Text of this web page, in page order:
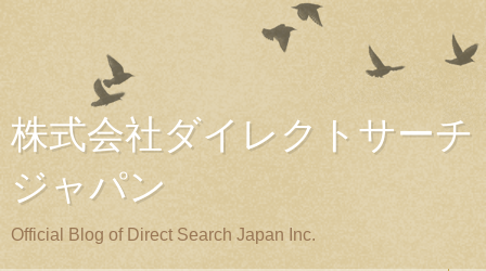
株式会社ダイレクトサーチ
ジャパン
Official Blog of Direct Search Japan Inc.